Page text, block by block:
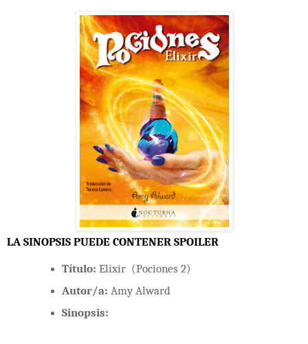
LA SINOPSIS PUEDE CONTENER SPOILER
Título: Elixir (Pociones 2)
Autor/a: Amy Alward
Sinopsis: